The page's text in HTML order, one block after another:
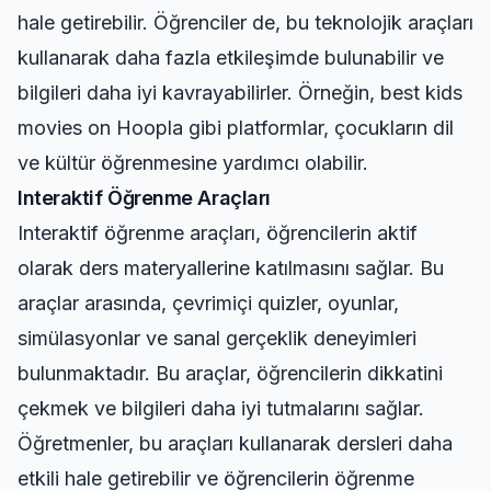
hale getirebilir. Öğrenciler de, bu teknolojik araçları
kullanarak daha fazla etkileşimde bulunabilir ve
bilgileri daha iyi kavrayabilirler. Örneğin, best kids
movies on Hoopla gibi platformlar, çocukların dil
ve kültür öğrenmesine yardımcı olabilir.
Interaktif Öğrenme Araçları
Interaktif öğrenme araçları, öğrencilerin aktif
olarak ders materyallerine katılmasını sağlar. Bu
araçlar arasında, çevrimiçi quizler, oyunlar,
simülasyonlar ve sanal gerçeklik deneyimleri
bulunmaktadır. Bu araçlar, öğrencilerin dikkatini
çekmek ve bilgileri daha iyi tutmalarını sağlar.
Öğretmenler, bu araçları kullanarak dersleri daha
etkili hale getirebilir ve öğrencilerin öğrenme